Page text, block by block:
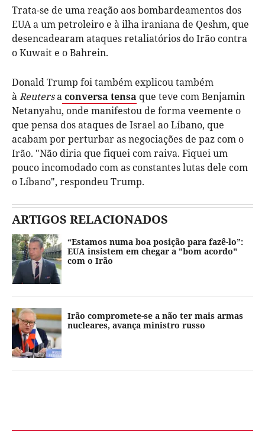
Trata-se de uma reação aos bombardeamentos dos
EUA a um petroleiro e à ilha iraniana de Qeshm, que
desencadearam ataques retaliatórios do Irão contra
o Kuwait e o Bahrein.
Donald Trump foi também explicou também
àReutersaconversa tensa que teve com Benjamin
Netanyahu, onde manifestou de forma veemente o
que pensa dos ataques de Israel ao Líbano, que
acabam por perturbar as negociações de paz com o
Irão. "Não diria que fiquei com raiva. Fiquei um
pouco incomodado com as constantes lutas dele com
o Líbano", respondeu Trump.
ARTIGOS RELACIONADOS
“Estamos numa boa posição para fazê-lo”:
EUA insistem em chegar a "bom acordo"
com o Irão
Irão compromete-se a não ter mais armas
nucleares, avança ministro russo